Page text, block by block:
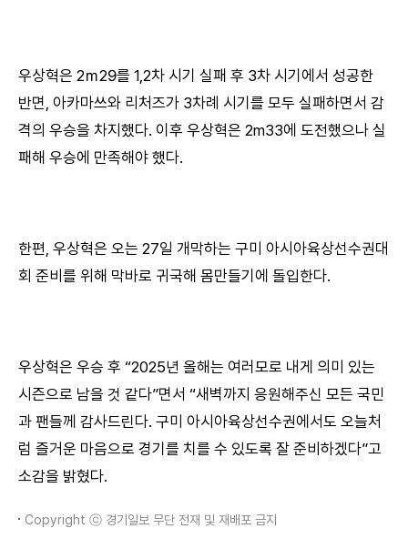
우상혁은 2ｍ29를 1,2차 시기 실패 후 3차 시기에서 성공한
반면, 아카마쓰와 리처즈가 3차례 시기를 모두 실패하면서 감
격의 우승을 차지했다. 이후 우상혁은 2m33에 도전했으나 실
패해 우승에 만족해야 했다.
한편, 우상혁은 오는 27일 개막하는 구미 아시아육상선수권대
회 준비를 위해 막바로 귀국해 몸만들기에 돌입한다.
우상혁은 우승 후 “2025년 올해는 여러모로 내게 의미 있는
시즌으로 남을 것 같다”면서 “새벽까지 응원해주신 모든 국민
과 팬들께 감사드린다. 구미 아시아육상선수권에서도 오늘처
럼 즐거운 마음으로 경기를 치를 수 있도록 잘 준비하겠다”고
소감을 밝혔다.
Copyright ⓒ 경기일보 무단 전재 및 재배포 금지